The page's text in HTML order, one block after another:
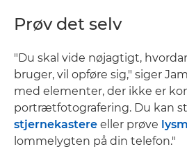
Prøv det selv
"Du skal vide nøjagtigt,
bruger, vil opføre sig," siger
med elementer, der ikke er
portrætfotografering. Du kan
stjernekastere eller prøve
lommelygten på din telefon."